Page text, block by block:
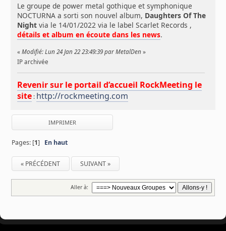
Le groupe de power metal gothique et symphonique
NOCTURNA a sorti son nouvel album, Daughters Of The
Night via le 14/01/2022 via le label Scarlet Records ,
détails et album en écoute dans les news.
«Modifié: Lun 24 Jan 22 23:49:39 par MetalDen »
IP archivée
Revenir sur le portail d’accueil RockMeeting le
site : http://rockmeeting.com
IMPRIMER
Pages: [1] En haut
« PRÉCÉDENT SUIVANT »
Aller à: